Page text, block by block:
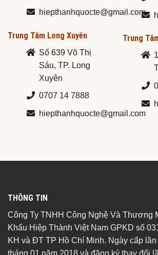
hiepthanhquocte@gmail.com
Trung Tâm Long Xuyên
Số 639 Võ Thị
Sáu, TP. Long
Xuyên
0707 14 7888
hiepthanhquocte@gmail.com
Trung
THÔNG TIN
Công Ty TNHH Công Nghệ Và Thương
Khẩu Hiệp Thành Việt Nam GPKD số
KH và ĐT TP Hồ Chí Minh. Ngày cấp lần